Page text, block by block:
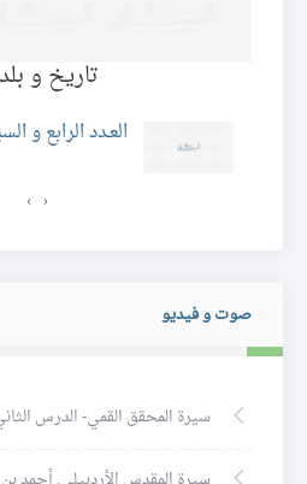
تاريخ و
العـدد الرابع و
‹
›
صوت و فيديو
سيرة المحقق القمي- الدرس